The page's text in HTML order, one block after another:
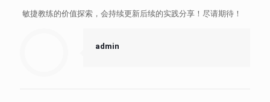
敏捷教练的价值探索，会持续更新后续的实践分享！尽请期待！
admin